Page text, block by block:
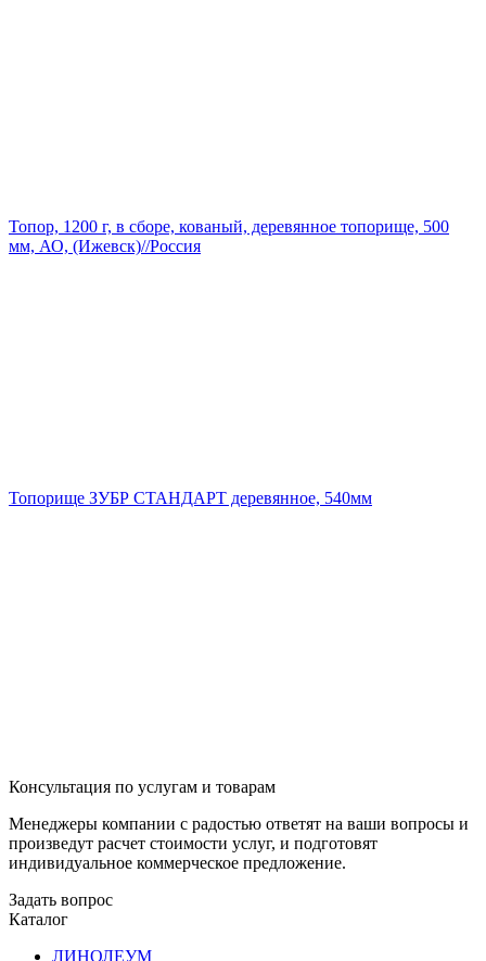
Топор, 1200 г, в сборе, кованый, деревянное топорище, 500
мм, АО, (Ижевск)//Россия
Топорище ЗУБР СТАНДАРТ деревянное, 540мм
Консультация по услугам и товарам
Менеджеры компании с радостью ответят на ваши вопросы и
произведут расчет стоимости услуг, и подготовят
индивидуальное коммерческое предложение.
Задать вопрос
Каталог
ЛИНОЛЕУМ